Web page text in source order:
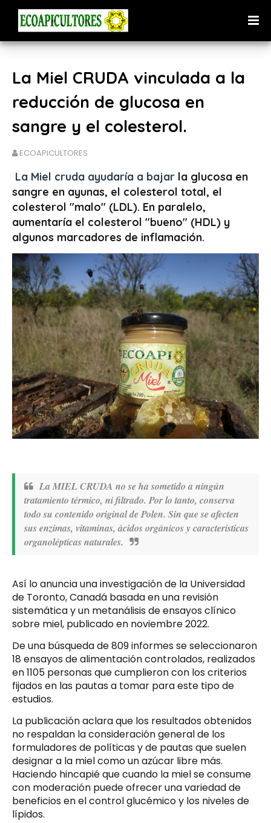
La Miel CRUDA vinculada a la
reducción de glucosa en
sangre y el colesterol.
ECOAPICULTORES
La Miel cruda ayudaría a bajar la glucosa en
sangre en ayunas, el colesterol total, el
colesterol "malo" (LDL). En paralelo,
aumentaría el colesterol "bueno" (HDL) y
algunos marcadores de inflamación.
La MIEL CRUDA no se ha sometido a ningún
tratamiento térmico, ni filtrado. Por lo tanto, conserva
todo su contenido original de Polen. Sin que se afecten
sus enzimas, vitaminas, ácidos orgánicos y características
organolépticas naturales.
Así lo anuncia una investigación de la Universidad
de Toronto, Canadá basada en una revisión
sistemática y un metanálisis de ensayos clínico
sobre miel, publicado en noviembre 2022.
De una búsqueda de 809 informes se seleccionaron
18 ensayos de alimentación controlados, realizados
en 1105 personas que cumplieron con los criterios
fijados en las pautas a tomar para este tipo de
estudios.
La publicación aclara que los resultados obtenidos
no respaldan la consideración general de los
formuladores de políticas y de pautas que suelen
designar a la miel como un azúcar libre más.
Haciendo hincapié que cuando la miel se consume
con moderación puede ofrecer una variedad de
beneficios en el control glucémico y los niveles de
lípidos.